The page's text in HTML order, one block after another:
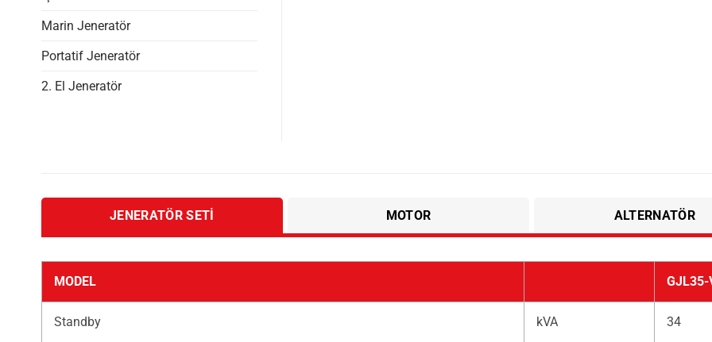
Marin Jeneratör
Portatif Jeneratör
2. El Jeneratör
JENERATÖR SETI MOTOR ALTERNATÖR
MODEL GJL35-
Standby kVA 34